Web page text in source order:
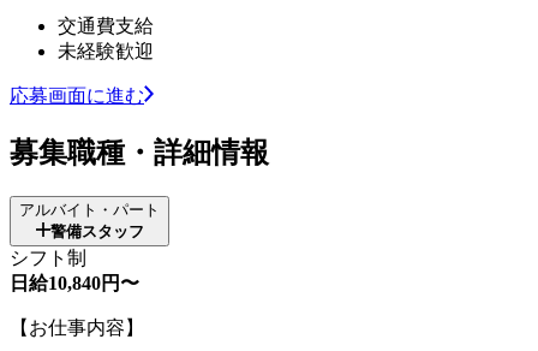
交通費支給
未経験歓迎
応募画面に進む
募集職種・詳細情報
アルバイト・パート
警備スタッフ
シフト制
日給10,840円〜
【お仕事内容】